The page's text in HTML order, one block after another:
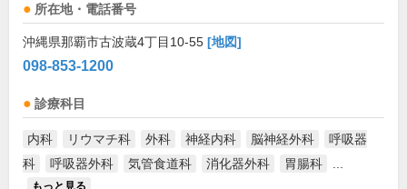
所在地・電話番号
沖縄県那覇市古波蔵4丁目10-55 [地図]
098-853-1200
診療科目
内科 リウマチ科 外科 神経内科 脳神経外科
呼吸器
科
呼吸器外科 気管食道科 消化器外科 胃腸科
もっと見る